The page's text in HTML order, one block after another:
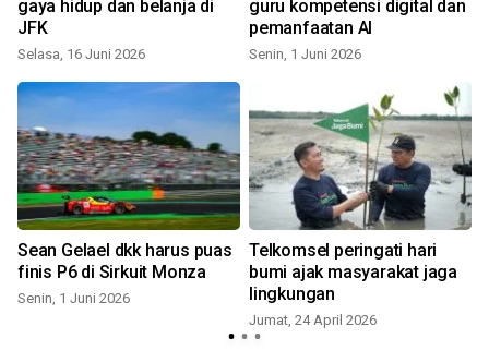
gaya hidup dan belanja di
JFK
Selasa, 16 Juni 2026
guru kompetensi digital dan
pemanfaatan AI
Senin, 1 Juni 2026
Sean Gelael dkk harus puas
finis P6 di Sirkuit Monza
Senin, 1 Juni 2026
Telkomsel peringati hari
bumi ajak masyarakat jaga
lingkungan
Jumat, 24 April 2026